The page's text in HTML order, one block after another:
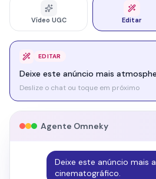
Vídeo UGC Editar
LANÇAR
Lance em todas as minhas
Deslize o chat ou toque em próximo
Agente Omneky
Lance em todas as